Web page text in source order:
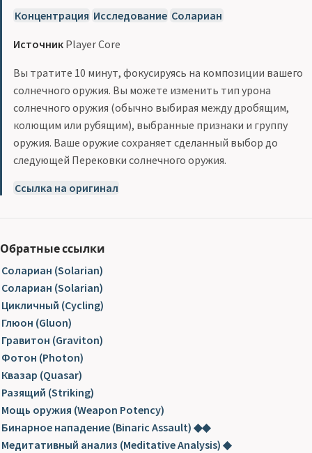
Концентрация Исследование Солариан
Источник Player Core
Вы тратите 10 минут, фокусируясь на композиции вашего
солнечного оружия. Вы можете изменить тип урона
солнечного оружия (обычно выбирая между дробящим,
колющим или рубящим), выбранные признаки и группу
оружия. Ваше оружие сохраняет сделанный выбор до
следующей Перековки солнечного оружия.
Ссылка на оригинал
Обратные ссылки
Солариан (Solarian)
Солариан (Solarian)
Цикличный (Cycling)
Глюон (Gluon)
Гравитон (Graviton)
Фотон (Photon)
Квазар (Quasar)
Разящий (Striking)
Мощь оружия (Weapon Potency)
Бинарное нападение (Binaric Assault) ◆◆
Медитативный анализ (Meditative Analysis) ◆